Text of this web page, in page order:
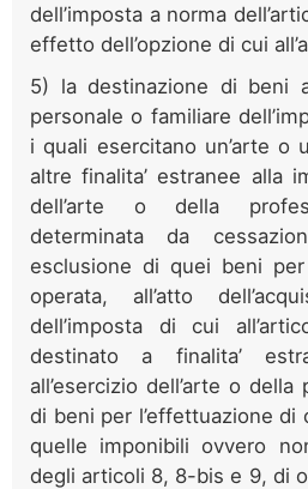
dell’imposta a norma
effetto dell’opzione di cui
5) la destinazione di beni
personale o familiare
i quali esercitano un’arte o
altre finalita’ estranee alla
dell’arte o della
determinata da
esclusione di quei beni
operata, all’atto
dell’imposta di cui
destinato a finalita’
all’esercizio dell’arte o della
di beni per l’effettuazione di
quelle imponibili ovvero
degli articoli 8, 8-bis e 9, di